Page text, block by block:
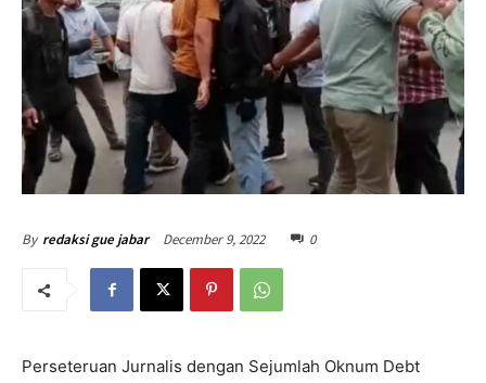
By redaksi gue jabar December 9, 2022 0
Perseteruan Jurnalis dengan Sejumlah Oknum Debt